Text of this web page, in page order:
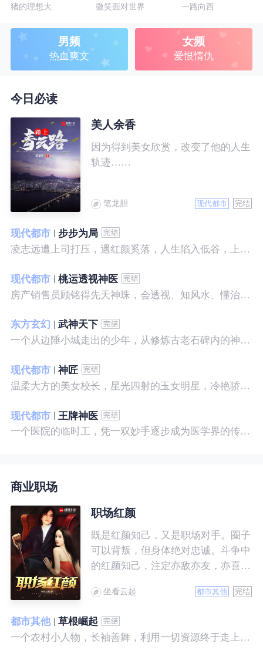
猪的理想大 微笑面对世界 一路向西
男频
热血爽文
女频
爱恨情仇
今日必读
美人余香
因为得到美女欣赏，改变了他的人生
轨迹……
笔龙胆 现代都市 完结
现代都市
步步为局
凌志远遭上司打压，遇红颜奚落，人生陷入低谷，上帝在关上一扇门的同时，势必会留下一扇窗，面对稍纵即逝的机会，他果断出手了……
现代都市
桃运透视神医
房产销售员顾铭得先天神珠，会透视、知风水、懂治病、有神通，开始逆袭人生。
东方玄幻
武神天下
一个从边陲小城走出的少年，从修炼古老石碑内的神秘一式开始，一路高歌狂飙，打造一片属于自己的天下……
现代都市
神匠
温柔大方的美女校长，星光四射的玉女明星，冷艳骄傲的美女特工，一个二个，全都跑来，撒娇撒赖的要他做她们的私房保镖，这是为什么呢？
现代都市
王牌神医
一个医院的临时工，凭一双妙手逐步成为医学界的传奇！ 一个社会底层的小人物，靠一腔热血成为人世间的枭王！ 当佛已经无能为力，便由我来普渡众生——杨风。
商业职场
职场红颜
既是红颜知己，又是职场对手。圈子
可以背叛，但身体绝对忠诚。斗争中
的红颜知己，注定亦敌亦友，亦喜亦
坐看云起 都市其他 完结
都市其他
草根崛起
一个农村小人物，长袖善舞，利用一切资源终于走上人生巅峰